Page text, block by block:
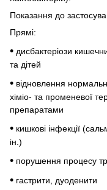
Показання до
Прямі:
• дисбактеріози
та дітей
• відновлення
хіміо- та променевої
препаратами
• кишкові інфекції
ін.)
• порушення процесу
• гастрити, дуоденити